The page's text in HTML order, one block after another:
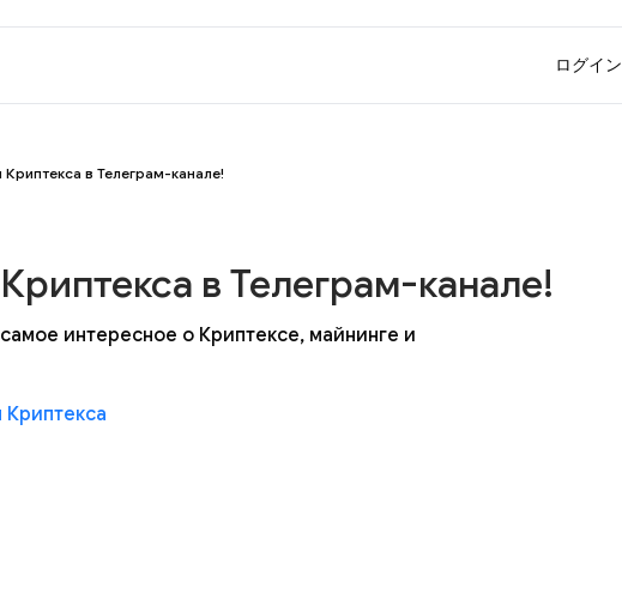
ログイン
Криптекса в Телеграм-канале!
в Телеграм-канале!
интересное о Криптексе, майнинге и